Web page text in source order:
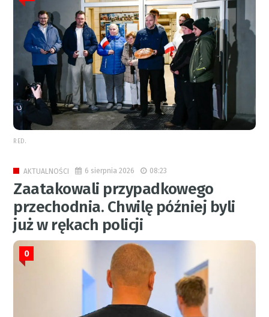
RED.
AKTUALNOŚCI 6 sierpnia 2026 08:23
Zaatakowali przypadkowego
przechodnia. Chwilę później byli
już w rękach policji
0